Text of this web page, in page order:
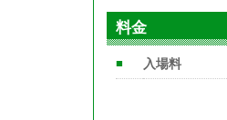
料金
■ 入場料